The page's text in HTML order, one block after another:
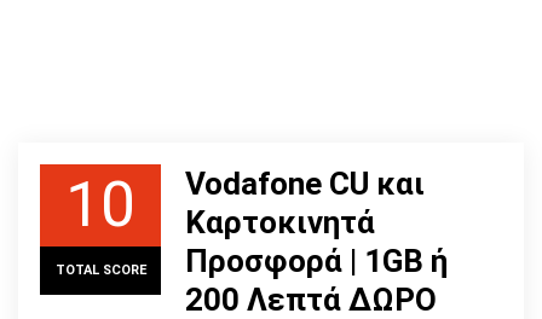
10
TOTAL SCORE
Vodafone CU και
Καρτοκινητά
Προσφορά | 1GB ή
200 Λεπτά ΔΩΡΟ